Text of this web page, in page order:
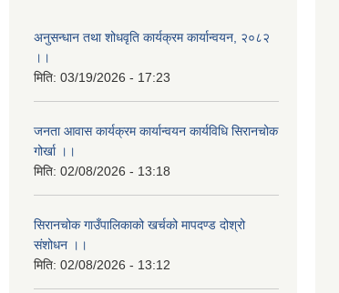
अनुसन्धान तथा शोधवृति कार्यक्रम कार्यान्वयन, २०८२
।।
मिति: 03/19/2026 - 17:23
जनता आवास कार्यक्रम कार्यान्वयन कार्यविधि सिरानचोक
गोर्खा ।।
मिति: 02/08/2026 - 13:18
सिरानचोक गाउँपालिकाको खर्चको मापदण्ड दोश्रो
संशोधन ।।
मिति: 02/08/2026 - 13:12